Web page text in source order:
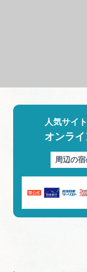
人気サイ
オンラ
周辺の